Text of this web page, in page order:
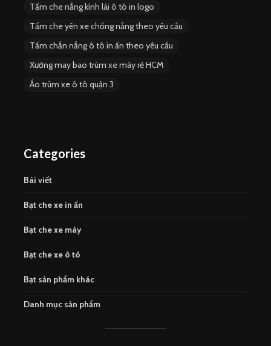
Tấm che nắng kính lái ô tô in logo
Tấm che yên xe chống nắng theo yêu cầu
Tấm chắn nắng ô tô in ấn theo yêu cầu
Xưởng may bao trùm xe máy rẻ HCM
Áo trùm xe ô tô quận 3
Categories
Bài viết
Bạt che xe in ấn
Bạt che xe máy
Bạt che xe ô tô
Bạt sản phẩm khác
Danh mục sản phẩm